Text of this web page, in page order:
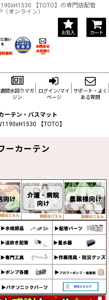
【TOTO】の専門店配管
オンライン）
お気入 カート
週間水回りマガ
ジン
ログイン/マイ
ページ
サポート・よく
ある質問
ーテン・バスマット
【TOTO】
ーカーテン